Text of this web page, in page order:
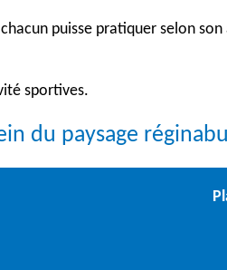
puisse pratiquer selon son
sportives.
du paysage